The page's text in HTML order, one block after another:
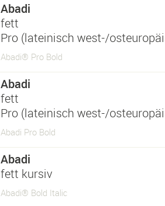
Abadi
fett
Pro (lateinisch west-/
Abadi® Pro Bold
Abadi
fett
Pro (lateinisch west-/
Abadi Pro Bold
Abadi
fett kursiv
Abadi® Bold Italic